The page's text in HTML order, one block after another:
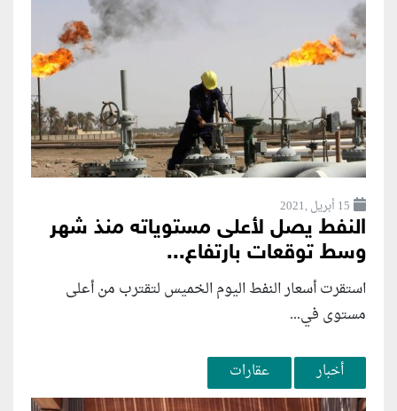
15 أبريل ,2021
النفط يصل لأعلى مستوياته منذ شهر
وسط توقعات بارتفاع...
استقرت أسعار النفط اليوم الخميس لتقترب من أعلى
مستوى في...
أخبار عقارات